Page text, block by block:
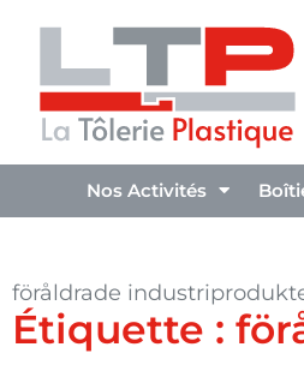
Nos Activités
föråldrade
Étiquette :